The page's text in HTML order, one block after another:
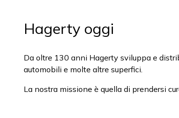
Hagerty oggi
Da oltre 130 anni Hagerty sviluppa e
automobili e molte altre superfici.
La nostra missione è quella di prendersi